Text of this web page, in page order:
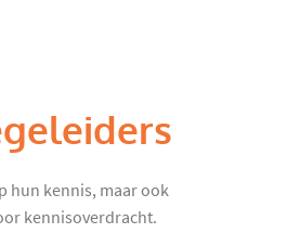
hun kennis, maar ook
kennisoverdracht.